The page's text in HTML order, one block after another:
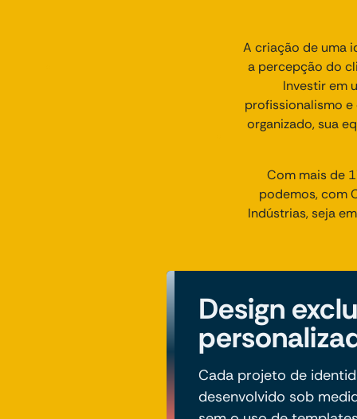
A criação de uma
a percepção do
Investir em
profissionalismo
organizado, sua
Com mais de
podemos, com
Indústrias, seja
Design
Cada projeto de
desenvolvido sob